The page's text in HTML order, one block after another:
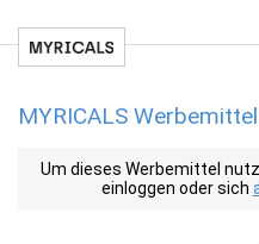
MYRICALS
Um dieses Werbemittel
einloggen oder sich